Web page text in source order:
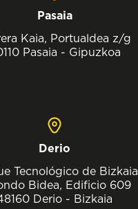
Pasaia
Kaia, Portualdea z/g
Pasaia - Gipuzkoa
Derio
Tecnológico de Bizkaia
Bidea, Edificio 609
Derio - Bizkaia